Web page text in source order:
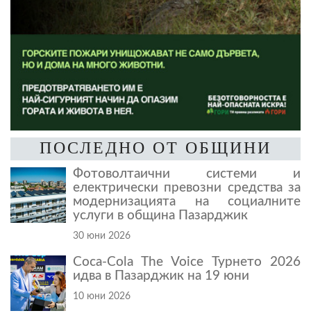
ПОСЛЕДНО ОТ ОБЩИНИ
Фотоволтаични системи и
електрически превозни средства за
модернизацията на социалните
услуги в община Пазарджик
30 юни 2026
Coca-Cola The Voice Турнето 2026
идва в Пазарджик на 19 юни
10 юни 2026